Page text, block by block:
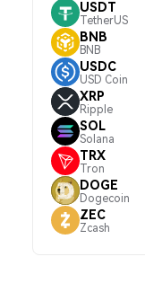
USDT
TetherUS
BNB
BNB
USDC
USD Coin
XRP
Ripple
SOL
Solana
TRX
Tron
DOGE
Dogecoin
ZEC
Zcash